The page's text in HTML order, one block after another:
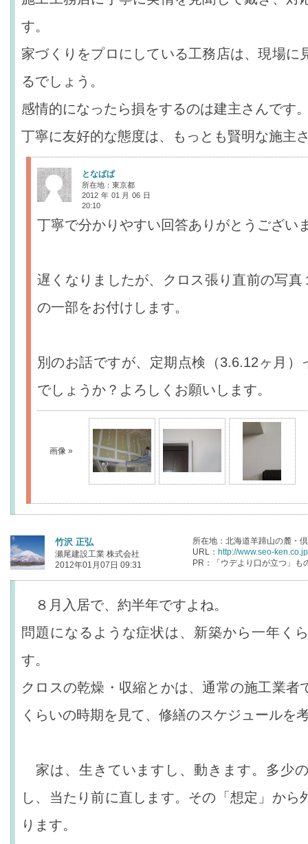
す。
家づくりをプロにしている工務店は、現場に
るでしょう。
感情的になったら損をするのは建主さんです
丁寧に友好的な態度は、もっとも賢明な施主
となぱぱ
所在地：東京都
2012年01月06日
20:10
丁寧で分かりやすい回答ありがとうござい
遅くなりましたが、クロス張り直前の写
の一部をお付けします。
別のお話ですが、定期点検（3.6.12ヶ月）
でしょうか？よろしくお願いします。
画像 »
竹沢 正弘
瀬尾建設工業 株式会社
2012年01月07日 09:31
所在地：北海道羊蹄山の麓・
URL： http://www.seo-
PR：「ウデより口が立つ」
８月入居で、約半年ですよね。
問題になるような症状は、新築から一年く
す。
クロスの乾燥・収縮とかは、通常の施工業者
くらいの時期を見て、修繕のスケジュールを
家は、生きていますし、動きます。多少
し、当たり前に直します。その「想定」から
ります。